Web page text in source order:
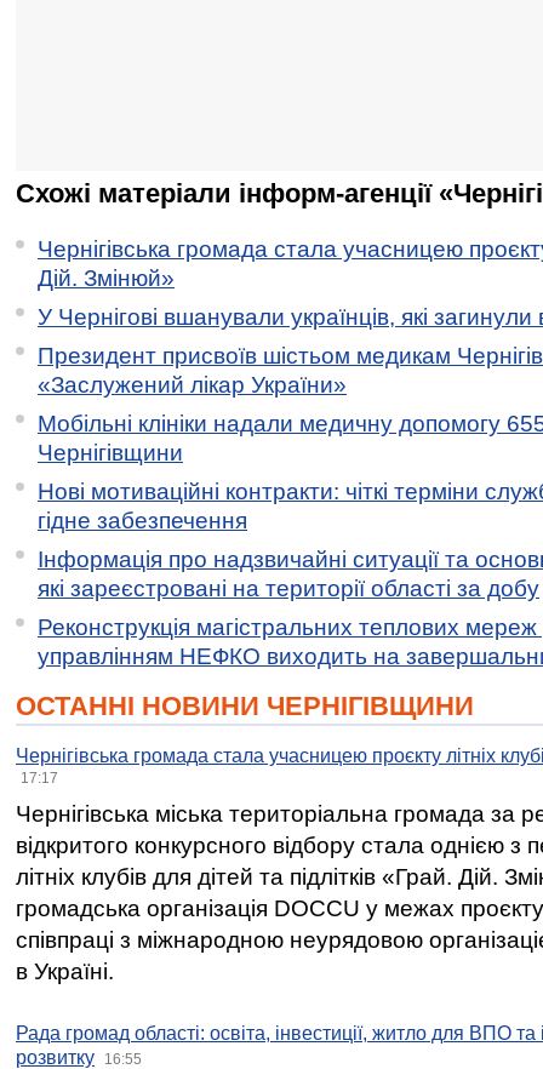
Схожі матеріали інформ-агенції
Чернігівська громада стала учасницею
Дій. Змінюй»
У Чернігові вшанували українців, які загинули
Президент присвоїв шістьом медикам
«Заслужений лікар України»
Мобільні клініки надали медичну допомогу
Чернігівщини
Нові мотиваційні контракти: чіткі терміни
гідне забезпечення
Інформація про надзвичайні ситуації та
які зареєстровані на території області за добу
Реконструкція магістральних теплових мереж
управлінням НЕФКО виходить на
ОСТАННІ НОВИНИ ЧЕРНІГІВЩИНИ
Чернігівська громада стала учасницею проєкту літніх
17:17
Чернігівська міська територіальна громада за
відкритого конкурсного відбору стала однією
літніх клубів для дітей та підлітків «Грай. Дій.
громадська організація DOCCU у межах
співпраці з міжнародною неурядовою
в Україні.
Рада громад області: освіта, інвестиції, житло для ВПО
розвитку
16:55